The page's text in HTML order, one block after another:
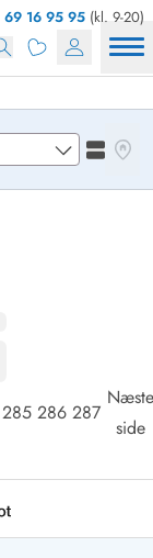
69 16 95 95 (kl. 9-20)
285 286 287
side
Se